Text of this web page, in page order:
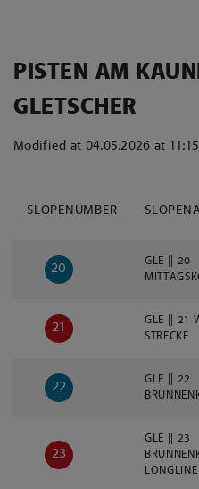
PISTEN AM
GLETSCHER
Modified at 04.05.2026 at 11:15
SLOPENUMBER
20
GLE || 20
21
GLE || 21
STRECKE
22
GLE || 22
23
GLE || 23
LONGLINE